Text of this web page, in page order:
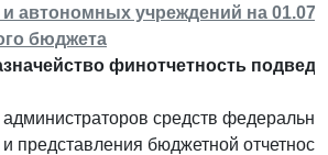
автономных учреждений на
бюджета
финотчетность
средств
представления бюджетной